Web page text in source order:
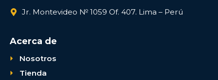
Jr. Montevideo № 1059 Of. 407. Lima – Perú
Acerca de
Nosotros
Tienda